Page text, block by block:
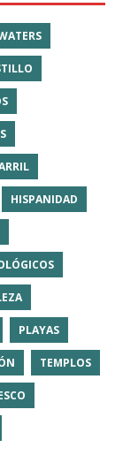
HISPANIDAD
PLAYAS
TEMPLOS